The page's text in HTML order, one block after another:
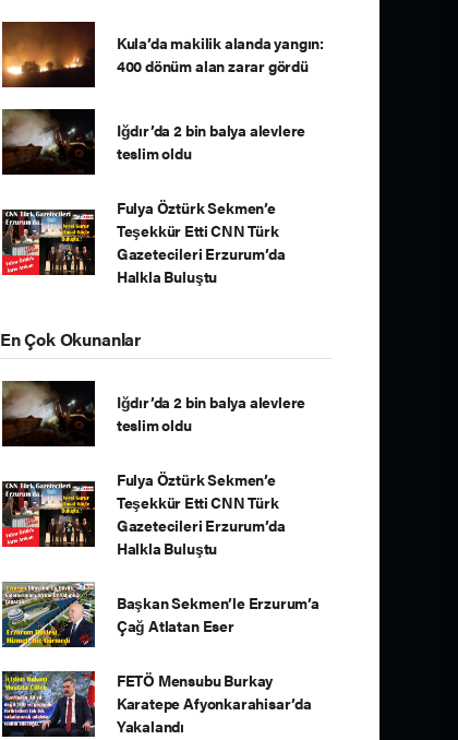
Kula’da makilik alanda yangın:
400 dönüm alan zarar gördü
Iğdır’da 2 bin balya alevlere
teslim oldu
Fulya Öztürk Sekmen’e
Teşekkür Etti CNN Türk
Gazetecileri Erzurum’da
Halkla Buluştu
En Çok Okunanlar
Iğdır’da 2 bin balya alevlere
teslim oldu
Fulya Öztürk Sekmen’e
Teşekkür Etti CNN Türk
Gazetecileri Erzurum’da
Halkla Buluştu
Başkan Sekmen’le Erzurum’a
Çağ Atlatan Eser
FETÖ Mensubu Burkay
Karatepe Afyonkarahisar’da
Yakalandı